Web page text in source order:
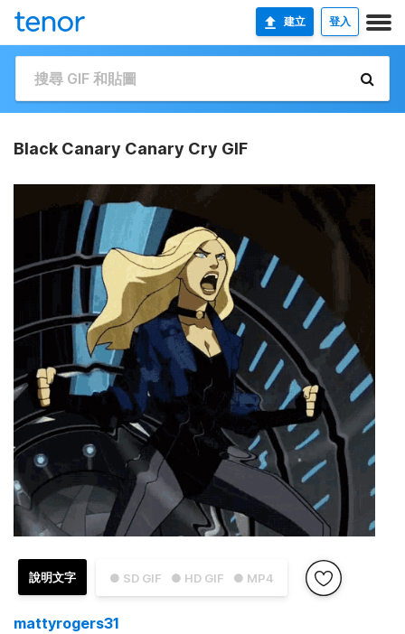
建立 登入
Black Canary Canary Cry GIF
● SD GIF ● HD GIF ● MP4
說明文字
mattyrogers31